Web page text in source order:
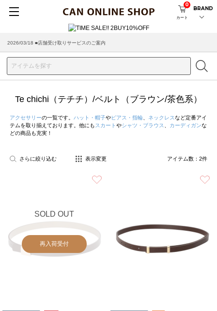
カート
0
BRAND
2026/03/18 ■店舗受け取りサービスのご案内
Te chichi（テチチ）/ベルト（ブラウン/茶色系）
アクセサリーの一覧です。 ハット・帽子やピアス・指輪 ネックレスなど定番アイ
テムを取り揃えております。他にも スカート やシャツ・ブラウス カーディガンな
どの商品も充実！
さらに絞り込む 表示変更 アイテム数： 2件
SOLD OUT
再入荷受付